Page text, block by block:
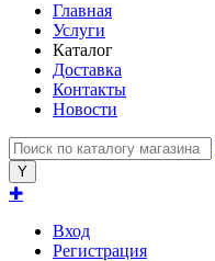
Главная
Услуги
Каталог
Доставка
Контакты
Новости
✚
Вход
Регистрация